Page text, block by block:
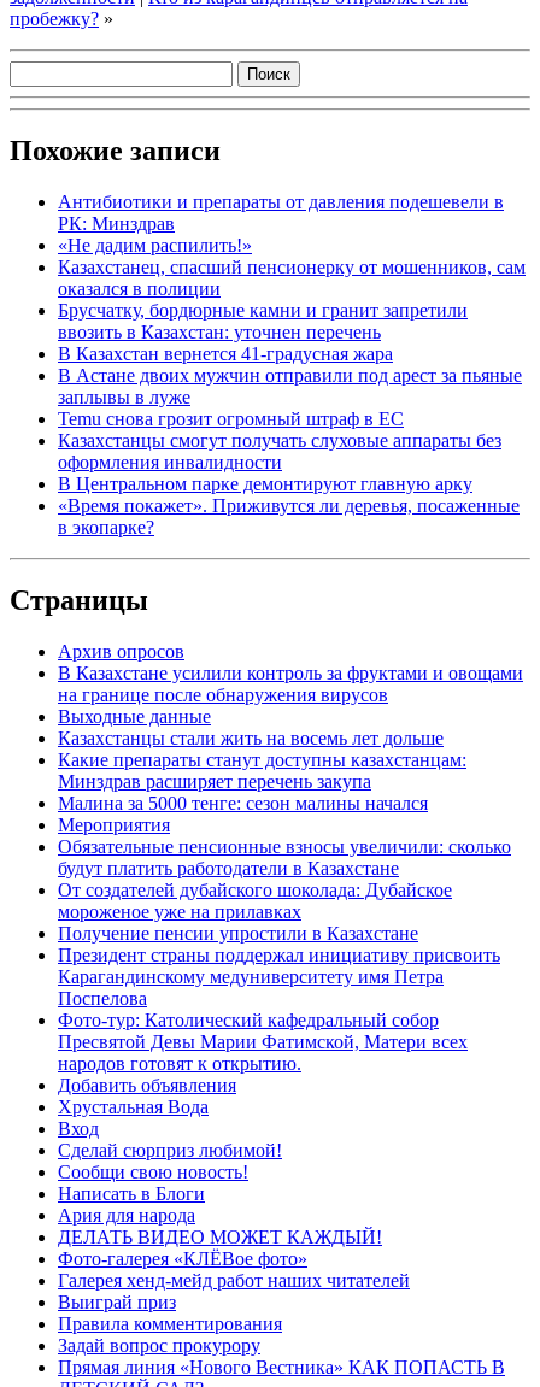
пробежку? »
Похожие записи
Антибиотики и препараты от давления подешевели в
РК: Минздрав
«Не дадим распилить!»
Казахстанец, спасший пенсионерку от мошенников, сам
оказался в полиции
Брусчатку, бордюрные камни и гранит запретили
ввозить в Казахстан: уточнен перечень
В Казахстан вернется 41-градусная жара
В Астане двоих мужчин отправили под арест за пьяные
заплывы в луже
Temu снова грозит огромный штраф в ЕС
Казахстанцы смогут получать слуховые аппараты без
оформления инвалидности
В Центральном парке демонтируют главную арку
«Время покажет». Приживутся ли деревья, посаженные
в экопарке?
Страницы
Архив опросов
В Казахстане усилили контроль за фруктами и овощами
на границе после обнаружения вирусов
Выходные данные
Казахстанцы стали жить на восемь лет дольше
Какие препараты станут доступны казахстанцам:
Минздрав расширяет перечень закупа
Малина за 5000 тенге: сезон малины начался
Мероприятия
Обязательные пенсионные взносы увеличили: сколько
будут платить работодатели в Казахстане
От создателей дубайского шоколада: Дубайское
мороженое уже на прилавках
Получение пенсии упростили в Казахстане
Президент страны поддержал инициативу присвоить
Карагандинскому медуниверситету имя Петра
Поспелова
Фото-тур: Католический кафедральный собор
Пресвятой Девы Марии Фатимской, Матери всех
народов готовят к открытию.
Добавить объявления
Хрустальная Вода
Вход
Сделай сюрприз любимой!
Сообщи свою новость!
Написать в Блоги
Ария для народа
ДЕЛАТЬ ВИДЕО МОЖЕТ КАЖДЫЙ!
Фото-галерея «КЛЁВое фото»
Галерея хенд-мейд работ наших читателей
Выиграй приз
Правила комментирования
Задай вопрос прокурору
Прямая линия «Нового Вестника» КАК ПОПАСТЬ В